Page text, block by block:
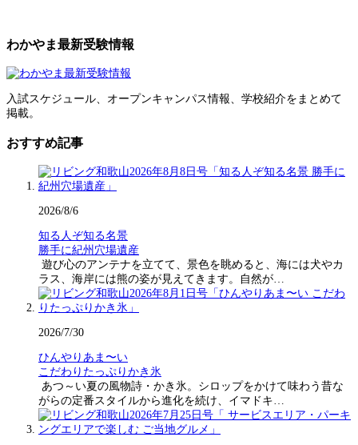
わかやま最新受験情報
入試スケジュール、オープンキャンパス情報、学校紹介をまとめて
掲載。
おすすめ記事
2026/8/6
知る人ぞ知る名景
勝手に紀州穴場遺産
遊び心のアンテナを立てて、景色を眺めると、海には犬やカ
ラス、海岸には熊の姿が見えてきます。自然が…
2026/7/30
ひんやりあま〜い
こだわりたっぷりかき氷
あつ～い夏の風物詩・かき氷。シロップをかけて味わう昔な
がらの定番スタイルから進化を続け、イマドキ…